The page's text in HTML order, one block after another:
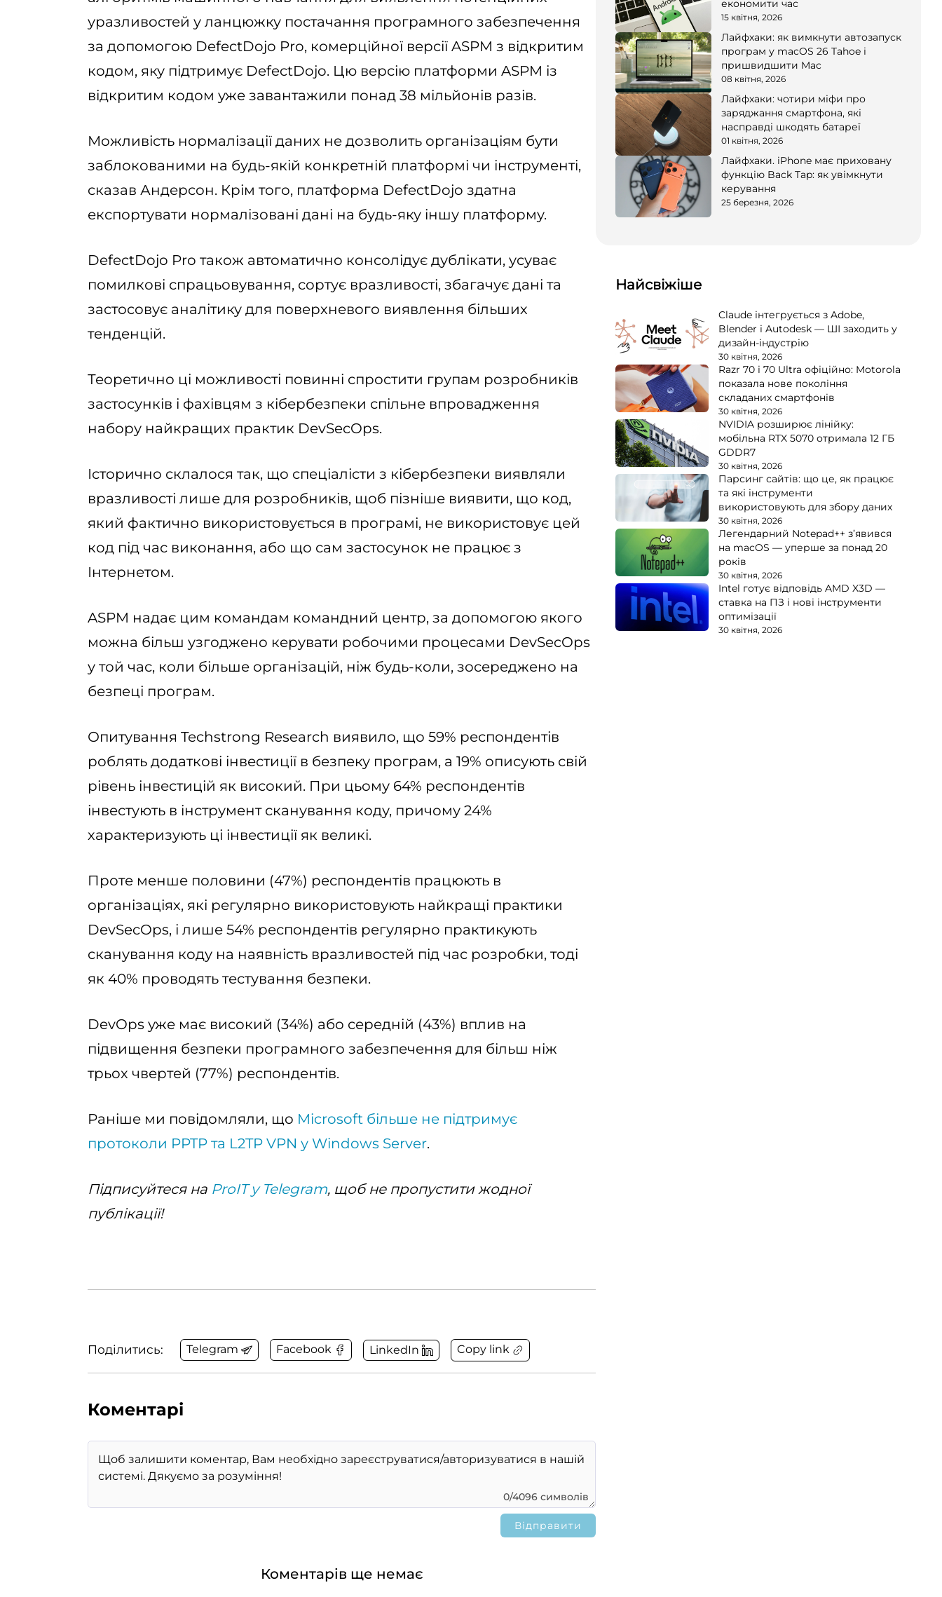
уразливостей у ланцюжку постачання програмного забезпечення
за допомогою DefectDojo Pro, комерційної версії ASPM з відкритим
кодом, яку підтримує DefectDojo. Цю версію платформи ASPM із
відкритим кодом уже завантажили понад 38 мільйонів разів.
Можливість нормалізації даних не дозволить організаціям бути
заблокованими на будь-якій конкретній платформі чи інструменті,
сказав Андерсон. Крім того, платформа DefectDojo здатна
експортувати нормалізовані дані на будь-яку іншу платформу.
DefectDojo Pro також автоматично консолідує дублікати, усуває
помилкові спрацьовування, сортує вразливості, збагачує дані та
застосовує аналітику для поверхневого виявлення більших
тенденцій.
Теоретично ці можливості повинні спростити групам розробників
застосунків і фахівцям з кібербезпеки спільне впровадження
набору найкращих практик DevSecOps.
Історично склалося так, що спеціалісти з кібербезпеки виявляли
вразливості лише для розробників, щоб пізніше виявити, що код,
який фактично використовується в програмі, не використовує цей
код під час виконання, або що сам застосунок не працює з
Інтернетом.
ASPM надає цим командам командний центр, за допомогою якого
можна більш узгоджено керувати робочими процесами DevSecOps
у той час, коли більше організацій, ніж будь-коли, зосереджено на
безпеці програм.
Опитування Techstrong Research виявило, що 59% респондентів
роблять додаткові інвестиції в безпеку програм, а 19% описують свій
рівень інвестицій як високий. При цьому 64% респондентів
інвестують в інструмент сканування коду, причому 24%
характеризують ці інвестиції як великі.
Проте менше половини (47%) респондентів працюють в
організаціях, які регулярно використовують найкращі практики
DevSecOps, і лише 54% респондентів регулярно практикують
сканування коду на наявність вразливостей під час розробки, тоді
як 40% проводять тестування безпеки.
DevOps уже має високий (34%) або середній (43%) вплив на
підвищення безпеки програмного забезпечення для більш ніж
трьох чвертей (77%) респондентів.
Раніше ми повідомляли, що Microsoft більше не підтримує
протоколи PPTP та L2TP VPN у Windows Server.
Підписуйтеся на ProIT у Telegram, щоб не пропустити жодної
публікації!
Поділитись: Telegram Facebook LinkedIn Copy link
Коментарі
0/4096 символів
Коментарів ще немає
економити час
15 квітня, 2026
Лайфхаки: як вимкнути автозапуск
програм у macOS 26 Tahoe і
пришвидшити Mac
08 квітня, 2026
Лайфхаки: чотири міфи про
заряджання смартфона, які
насправді шкодять батареї
01 квітня, 2026
Лайфхаки. iPhone має приховану
функцію Back Tap: як увімкнути
керування
25 березня, 2026
Найсвіжіше
Claude інтегрується з Adobe,
Blender і Autodesk — ШІ заходить у
дизайн-індустрію
30 квітня, 2026
Razr 70 і 70 Ultra офіційно: Motorola
показала нове покоління
складаних смартфонів
30 квітня, 2026
NVIDIA розширює лінійку:
мобільна RTX 5070 отримала 12 ГБ
GDDR7
30 квітня, 2026
Парсинг сайтів: що це, як працює
та які інструменти
використовують для збору даних
30 квітня, 2026
Легендарний Notepad++ з’явився
на macOS — уперше за понад 20
років
30 квітня, 2026
Intel готує відповідь AMD X3D —
ставка на ПЗ і нові інструменти
оптимізації
30 квітня, 2026